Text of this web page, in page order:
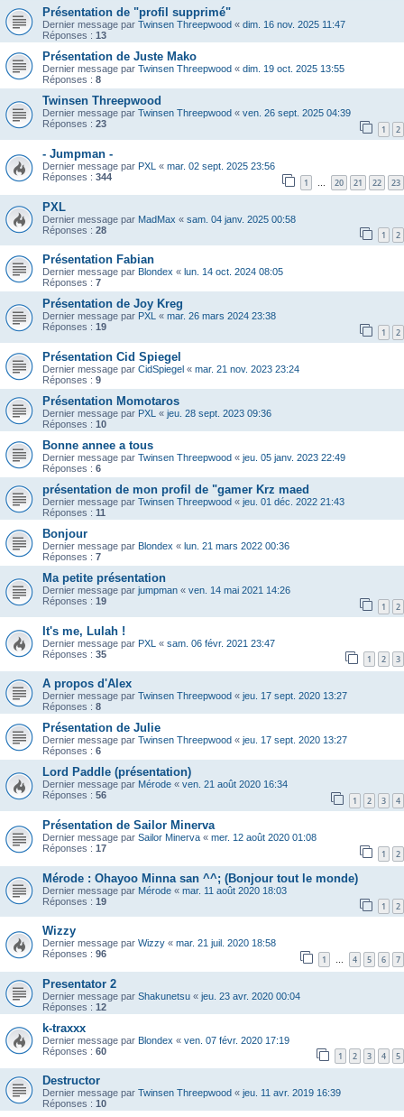
Présentation de "profil supprimé"
Dernier message par Twinsen Threepwood « dim. 16 nov. 2025 11:47
Réponses : 13
Présentation de Juste Mako
Dernier message par Twinsen Threepwood « dim. 19 oct. 2025 13:55
Réponses : 8
Twinsen Threepwood
Dernier message par Twinsen Threepwood « ven. 26 sept. 2025 04:39
Réponses : 23 1 2
- Jumpman -
Dernier message par PXL « mar. 02 sept. 2025 23:56
Réponses : 344 1 … 20 21 22 23
PXL
Dernier message par MadMax « sam. 04 janv. 2025 00:58
Réponses : 28 1 2
Présentation Fabian
Dernier message par Blondex « lun. 14 oct. 2024 08:05
Réponses : 7
Présentation de Joy Kreg
Dernier message par PXL « mar. 26 mars 2024 23:38
Réponses : 19 1 2
Présentation Cid Spiegel
Dernier message par CidSpiegel « mar. 21 nov. 2023 23:24
Réponses : 9
Présentation Momotaros
Dernier message par PXL « jeu. 28 sept. 2023 09:36
Réponses : 10
Bonne annee a tous
Dernier message par Twinsen Threepwood « jeu. 05 janv. 2023 22:49
Réponses : 6
présentation de mon profil de "gamer Krz maed
Dernier message par Twinsen Threepwood « jeu. 01 déc. 2022 21:43
Réponses : 11
Bonjour
Dernier message par Blondex « lun. 21 mars 2022 00:36
Réponses : 7
Ma petite présentation
Dernier message par jumpman « ven. 14 mai 2021 14:26
Réponses : 19 1 2
It's me, Lulah !
Dernier message par PXL « sam. 06 févr. 2021 23:47
Réponses : 35 1 2 3
A propos d'Alex
Dernier message par Twinsen Threepwood « jeu. 17 sept. 2020 13:27
Réponses : 8
Présentation de Julie
Dernier message par Twinsen Threepwood « jeu. 17 sept. 2020 13:27
Réponses : 6
Lord Paddle (présentation)
Dernier message par Mérode « ven. 21 août 2020 16:34
Réponses : 56 1 2 3 4
Présentation de Sailor Minerva
Dernier message par Sailor Minerva « mer. 12 août 2020 01:08
Réponses : 17 1 2
Mérode : Ohayoo Minna san ^^; (Bonjour tout le monde)
Dernier message par Mérode « mar. 11 août 2020 18:03
Réponses : 19 1 2
Wizzy
Dernier message par Wizzy « mar. 21 juil. 2020 18:58
Réponses : 96 1 … 4 5 6 7
Presentator 2
Dernier message par Shakunetsu « jeu. 23 avr. 2020 00:04
Réponses : 12
k-traxxx
Dernier message par Blondex « ven. 07 févr. 2020 17:19
Réponses : 60 1 2 3 4 5
Destructor
Dernier message par Twinsen Threepwood « jeu. 11 avr. 2019 16:39
Réponses : 10